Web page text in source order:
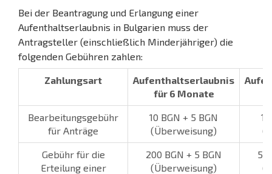
Bei der Beantragung und Erlangung einer
Aufenthaltserlaubnis in Bulgarien muss der
Antragsteller (einschließlich Minderjähriger) die
folgenden Gebühren zahlen:
Zahlungsart
Aufenthaltserlaubnis
für 6 Monate
Bearbeitungsgebühr
für Anträge
10 BGN + 5 BGN
(Überweisung)
Gebühr für die
Erteilung einer
200 BGN + 5 BGN
(Überweisung)